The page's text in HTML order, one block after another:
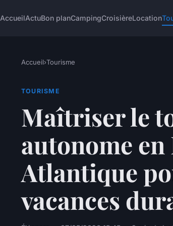
AccueilActuBon planCampingCroisièreLocation
Accueil›Tourisme
TOURISME
Maîtriser le
autonome
Atlantique
vacances